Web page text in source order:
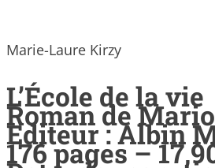
Marie-Laure Kirzy
L’École de la vie
Roman de
Editeur : Albin
176 pages –